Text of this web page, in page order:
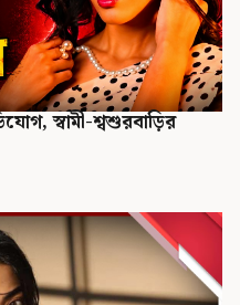
স্বামী-শ্বশুরবাড়ির